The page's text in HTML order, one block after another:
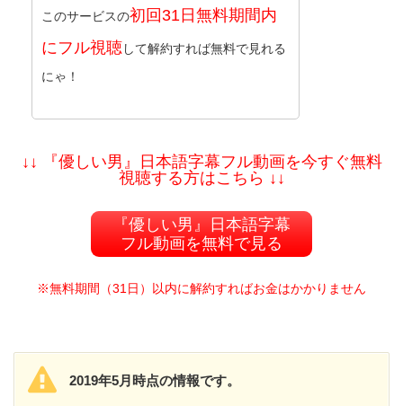
このサービスの初回31日無料期間内
にフル視聴して解約すれば無料で見れる
にゃ！
↓↓ 『優しい男』日本語字幕フル動画を今すぐ無料
視聴する方はこちら ↓↓
『優しい男』日本語字幕
フル動画を無料で見る
※無料期間（31日）以内に解約すればお金はかかりません
2019年5月時点の情報です。